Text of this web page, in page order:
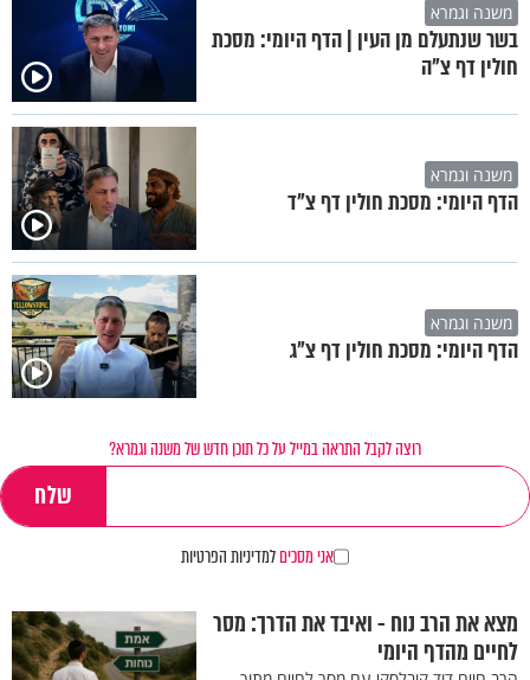
משנה וגמרא
בשר שנתעלם מן העין | הדף היומי: מסכת
חולין דף צ"ה
משנה וגמרא
הדף היומי: מסכת חולין דף צ"ד
משנה וגמרא
הדף היומי: מסכת חולין דף צ"ג
רוצה לקבל התראה במייל על כל תוכן חדש של משנה וגמרא?
אני מסכיםלמדיניות הפרטיות
מצא את הרב נוח - ואיבד את הדרך: מסר
לחיים מהדף היומי